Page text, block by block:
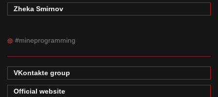
Zheka Smirnov
#mineprogramming
VKontakte group
Official website